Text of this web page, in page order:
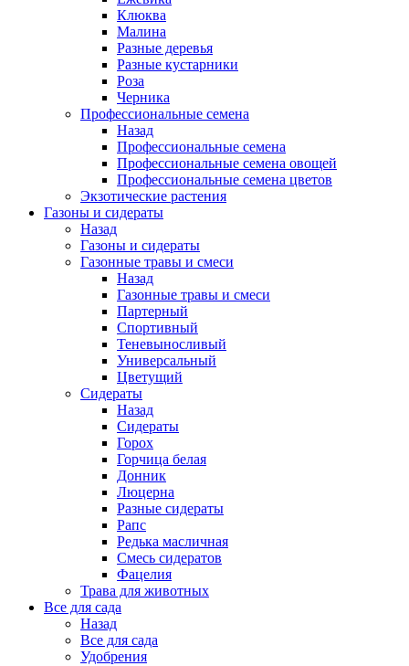
Клюква
Малина
Разные деревья
Разные кустарники
Роза
Черника
Профессиональные семена
Назад
Профессиональные семена
Профессиональные семена овощей
Профессиональные семена цветов
Экзотические растения
Газоны и сидераты
Назад
Газоны и сидераты
Газонные травы и смеси
Назад
Газонные травы и смеси
Партерный
Спортивный
Теневыносливый
Универсальный
Цветущий
Сидераты
Назад
Сидераты
Горох
Горчица белая
Донник
Люцерна
Разные сидераты
Рапс
Редька масличная
Смесь сидератов
Фацелия
Трава для животных
Все для сада
Назад
Все для сада
Удобрения